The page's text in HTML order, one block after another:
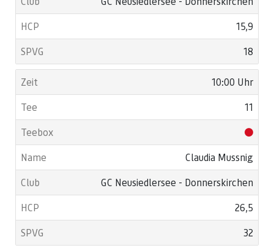
15,9
18
10:00 Uhr
11
Claudia Mussnig
GC Neusiedlersee - Donnerskirchen
26,5
32